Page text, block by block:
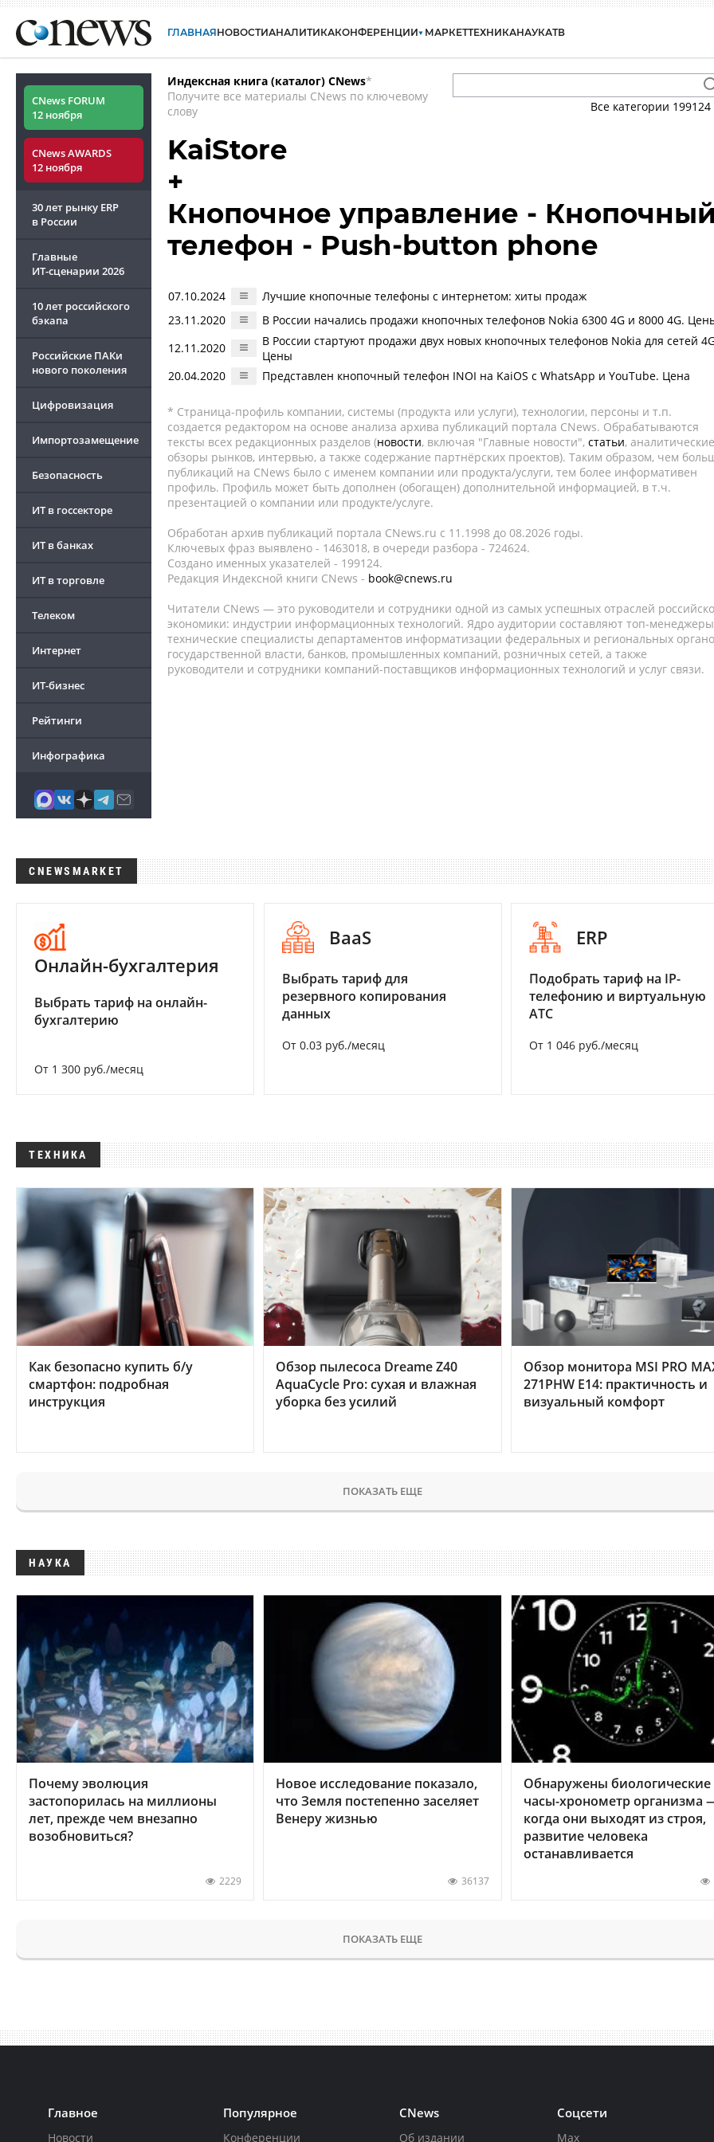
ГЛАВНАЯНОВОСТИАНАЛИТИКАКОНФЕРЕНЦИИ МАРКЕТТЕХНИКАНАУКАТВ
CNews FORUM
12 ноября
CNews AWARDS
12 ноября
30 лет рынку ERP
в России
Главные
ИТ-сценарии 2026
10 лет российского
бэкапа
Российские ПАКи
нового поколения
Цифровизация
Импортозамещение
Безопасность
ИТ в госсекторе
ИТ в банках
ИТ в торговле
Телеком
Интернет
ИТ-бизнес
Рейтинги
Инфографика
Индексная книга (каталог) CNews*
Получите все материалы CNews по ключевому
слову
Все категории 199124
KaiStore
+
Кнопочное управление -
телефон - Push-button phone
07.10.2024
Лучшие кнопочные телефоны с интернетом: хиты продаж
23.11.2020
В России начались продажи кнопочных телефонов Nokia 6300 4G и 8000 4G.
12.11.2020
В России стартуют продажи двух новых кнопочных телефонов Nokia для сетей
Цены
20.04.2020
Представлен кнопочный телефон INOI на KaiOS с WhatsApp и YouTube. Цена
* Страница-профиль компании, системы (продукта или услуги), технологии, персоны и т.п.
создается редактором на основе анализа архива публикаций портала CNews. Обрабатываются
тексты всех редакционных разделов (новости, включая "Главные новости", статьи, аналитические
обзоры рынков, интервью, а также содержание партнёрских проектов). Таким образом, чем
публикаций на CNews было с именем компании или продукта/услуги, тем более информативен
профиль. Профиль может быть дополнен (обогащен) дополнительной информацией, в т.ч.
презентацией о компании или продукте/услуге.
Обработан архив публикаций портала CNews.ru c 11.1998 до 08.2026 годы.
Ключевых фраз выявлено - 1463018, в очереди разбора - 724624.
Создано именных указателей - 199124.
Редакция Индексной книги CNews - book@cnews.ru
Читатели CNews — это руководители и сотрудники одной из самых успешных отраслей
экономики: индустрии информационных технологий. Ядро аудитории составляют топ-
технические специалисты департаментов информатизации федеральных и региональных
государственной власти, банков, промышленных компаний, розничных сетей, а также
руководители и сотрудники компаний-поставщиков информационных технологий и услуг связи.
CNEWSMARKET
Онлайн-бухгалтерия
Выбрать тариф на онлайн-
бухгалтерию
От 1 300 руб./месяц
BaaS
Выбрать тариф для
резервного копирования
данных
От 0.03 руб./месяц
ERP
Подобрать тариф на IP-
телефонию и виртуальную
АТС
От 1 046 руб./месяц
ТЕХНИКА
Как безопасно купить б/у
смартфон: подробная
инструкция
Обзор пылесоса Dreame Z40
AquaCycle Pro: сухая и влажная
уборка без усилий
Обзор монитора MSI PRO
271PHW E14: практичность и
визуальный комфорт
ПОКАЗАТЬ ЕЩЕ
НАУКА
Почему эволюция
застопорилась на миллионы
лет, прежде чем внезапно
возобновиться?
2229
Новое исследование показало,
что Земля постепенно заселяет
Венеру жизнью
36137
Обнаружены биологические
часы-хронометр организма
когда они выходят из строя,
развитие человека
останавливается
ПОКАЗАТЬ ЕЩЕ
Главное
Новости
Популярное
Конференции
CNews
Об издании
Соцсети
Max